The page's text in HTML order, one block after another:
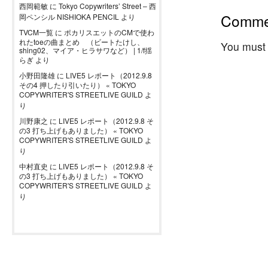
西岡範敏 に Tokyo Copywriters’ Street – 西
岡ペンシル NISHIOKA PENCIL より
TVCM一覧 に ポカリスエットのCMで使わ
れたtoeの曲まとめ （ビートたけし、
shing02、マイア・ヒラサワなど） | 1/f揺
らぎ より
小野田隆雄 に LIVE5 レポート（2012.9.8
その4 押したり引いたり） « TOKYO
COPYWRITER'S STREETLIVE GUILD よ
り
川野康之 に LIVE5 レポート（2012.9.8 そ
の3 打ち上げもありました） « TOKYO
COPYWRITER'S STREETLIVE GUILD よ
り
中村直史 に LIVE5 レポート（2012.9.8 そ
の3 打ち上げもありました） « TOKYO
COPYWRITER'S STREETLIVE GUILD よ
り
You